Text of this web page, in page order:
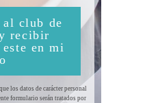
los datos de carácter personal
formulario serán tratados por
club de
recibir
en mi